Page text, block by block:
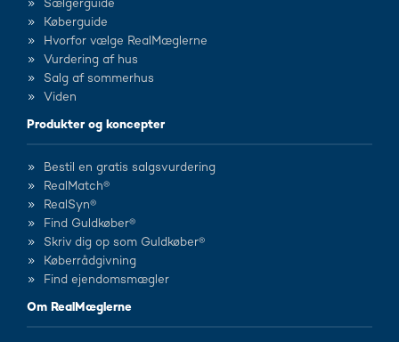
Sælgerguide
Køberguide
Hvorfor vælge RealMæglerne
Vurdering af hus
Salg af sommerhus
Viden
Produkter og koncepter
Bestil en gratis salgsvurdering
RealMatch®
RealSyn®
Find Guldkøber®
Skriv dig op som Guldkøber®
Køberrådgivning
Find ejendomsmægler
Om RealMæglerne